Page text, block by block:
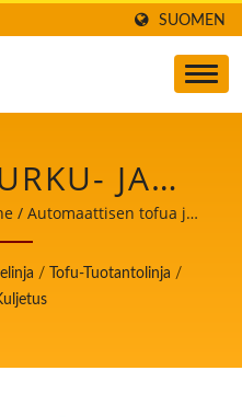
SUOMEN
JA
ON YKSI
/ Automaattisen tofua ja
koneen johtaja, jonka
/ Tofu-Tuotantolinja /